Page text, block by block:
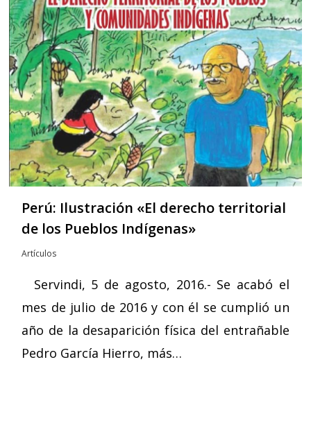
Perú: Ilustración «El derecho territorial
de los Pueblos Indígenas»
Artículos
Servindi, 5 de agosto, 2016.- Se acabó el
mes de julio de 2016 y con él se cumplió un
año de la desaparición física del entrañable
Pedro García Hierro, más…